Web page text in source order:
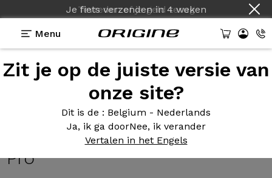
Je fiets verzendenin4 weken
Menu
Zit je op de juiste versie van
onze site?
Dit is de : Belgium - Nederlands
Ja, ik ga doorNee, ik verander
Vertalen in het Engels
Getuigenissen>Naja 130 / 120 - Shimano XT 8100 -
Prymahl Polaris A30 Pro
Naja 130/ 120 - Shimano XT
8100 - Prymahl Polaris A30
Pro